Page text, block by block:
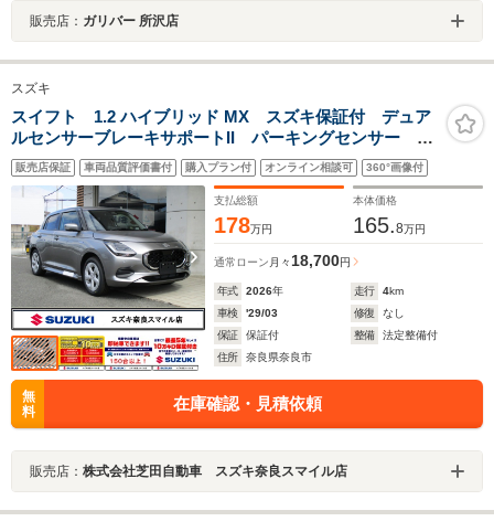
販売店： ガリバー 所沢店
スズキ
スイフト 1.2 ハイブリッド MX スズキ保証付 デュア
ルセンサーブレーキサポートII パーキングセンサー 車
線逸脱抑制機能 ブラインドスポットモニター アダプ
ティブクルーズコントロール LEDヘッドランプ アイ
ドリングストップシステム
販売店保証 車両品質評価書付 購入プラン付 オンライン相談可 360°画像付
支払総額
178万円
本体価格
165.8万円
通常ローン 月々 18,700円
年式 2026年 走行 4km
車検
'29/03 修復
なし
保証
保証付 整備
法定整備付
住所
奈良県奈良市
無
料
在庫確認・見積依頼
販売店： 株式会社芝田自動車 スズキ奈良スマイル店